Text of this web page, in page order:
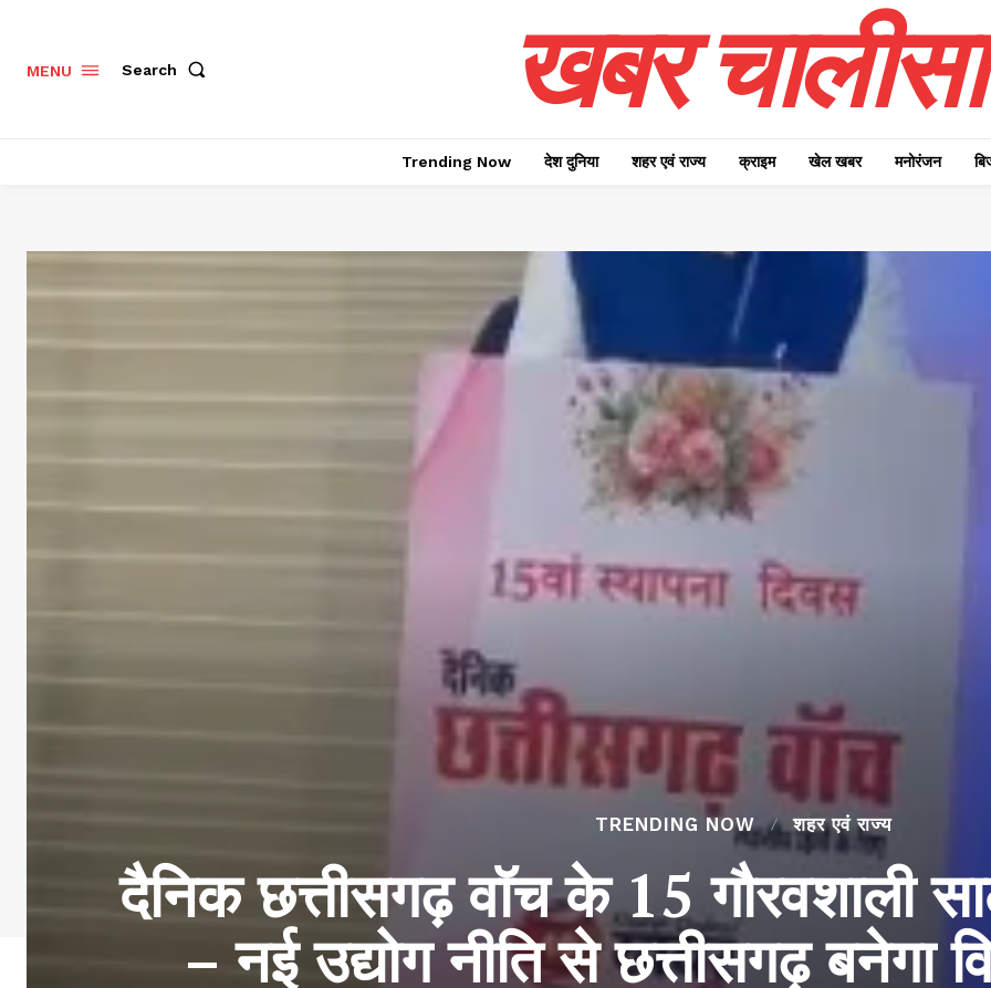
MENU Search खबर चालीसा
Trending Now देश दुनिया शहर एवं राज्य क्राइम खेल खबर मनोरंजन
TRENDING NOW शहर एवं राज्य
दैनिक छत्तीसगढ़ वॉच के 15 गौरवशाली
– नई उद्योग नीति से छत्तीसगढ़ बनेगा